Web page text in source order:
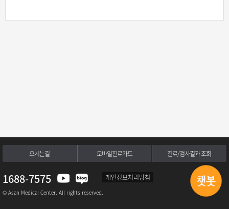
오시는길 모바일진료카드 진료/검사결과 조회
1688-7575 개인정보처리방침
© Asan Medical Center. All rights reserved.